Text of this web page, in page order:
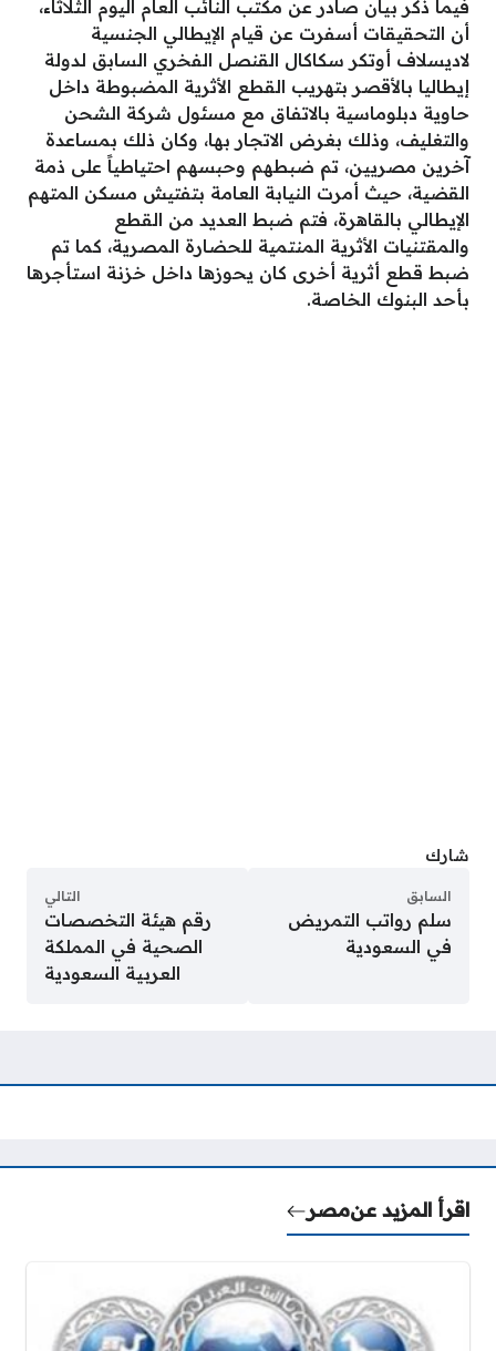
فيما ذكر بيان صادر عن مكتب النائب العام اليوم الثلاثاء،
أن التحقيقات أسفرت عن قيام الإيطالي الجنسية
لاديسلاف أوتكر سكاكال القنصل الفخري السابق لدولة
إيطاليا بالأقصر بتهريب القطع الأثرية المضبوطة داخل
حاوية دبلوماسية بالاتفاق مع مسئول شركة الشحن
والتغليف، وذلك بغرض الاتجار بها، وكان ذلك بمساعدة
آخرين مصريين، تم ضبطهم وحبسهم احتياطياً على ذمة
القضية، حيث أمرت النيابة العامة بتفتيش مسكن المتهم
الإيطالي بالقاهرة، فتم ضبط العديد من القطع
والمقتنيات الأثرية المنتمية للحضارة المصرية، كما تم
ضبط قطع أثرية أخرى كان يحوزها داخل خزنة استأجرها
بأحد البنوك الخاصة.
شارك
السابق
سلم رواتب التمريض
في السعودية
التالي
رقم هيئة التخصصات
الصحية في المملكة
العربية السعودية
اقرأ المزيد عنمصر